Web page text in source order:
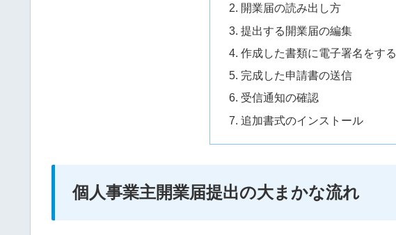
開業届の読み出し方
提出する開業届の編集
作成した書類に電子署名をする
完成した申請書の送信
受信通知の確認
追加書式のインストール
個人事業主開業届提出の大まかな流れ